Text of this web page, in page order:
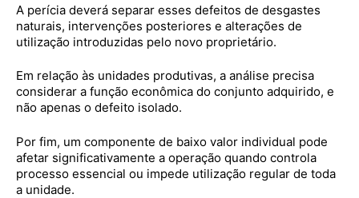
A perícia deverá separar esses defeitos de desgastes
naturais, intervenções posteriores e alterações de
utilização introduzidas pelo novo proprietário.
Em relação às unidades produtivas, a análise precisa
considerar a função econômica do conjunto adquirido, e
não apenas o defeito isolado.
Por fim, um componente de baixo valor individual pode
afetar significativamente a operação quando controla
processo essencial ou impede utilização regular de toda
a unidade.